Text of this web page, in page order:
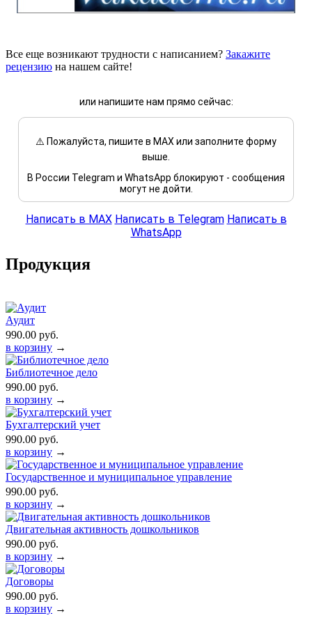
Все еще возникают трудности с написанием? Закажите
рецензию на нашем сайте!
или напишите нам прямо сейчас:
⚠️ Пожалуйста, пишите в MAX или заполните форму
выше.
В России Telegram и WhatsApp блокируют - сообщения
могут не дойти.
Написать в MAX Написать в Telegram Написать в
WhatsApp
Продукция
Аудит
990.00 руб.
в корзину →
Библиотечное дело
990.00 руб.
в корзину →
Бухгалтерский учет
990.00 руб.
в корзину →
Государственное и муниципальное управление
990.00 руб.
в корзину →
Двигательная активность дошкольников
990.00 руб.
в корзину →
Договоры
990.00 руб.
в корзину →